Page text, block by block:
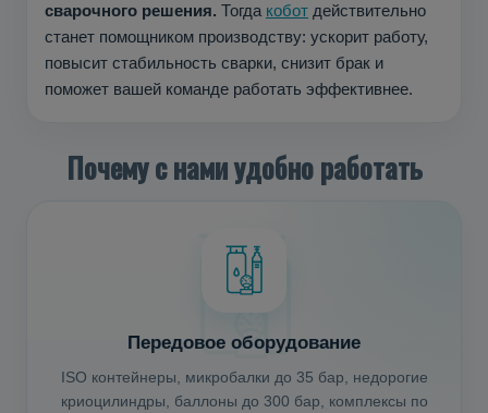
сварочного решения. Тогда кобот действительно
станет помощником производству: ускорит работу,
повысит стабильность сварки, снизит брак и
поможет вашей команде работать эффективнее.
Почему с нами удобно работать
Передовое оборудование
ISO контейнеры, микробалки до 35 бар, недорогие
криоцилиндры, баллоны до 300 бар, комплексы по